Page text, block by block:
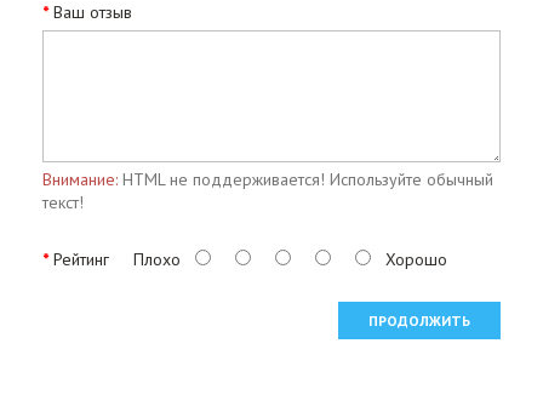
Ваш отзыв
Внимание: HTML не поддерживается! Используйте обычный
текст!
Рейтинг Плохо Хорошо
ПРОДОЛЖИТЬ